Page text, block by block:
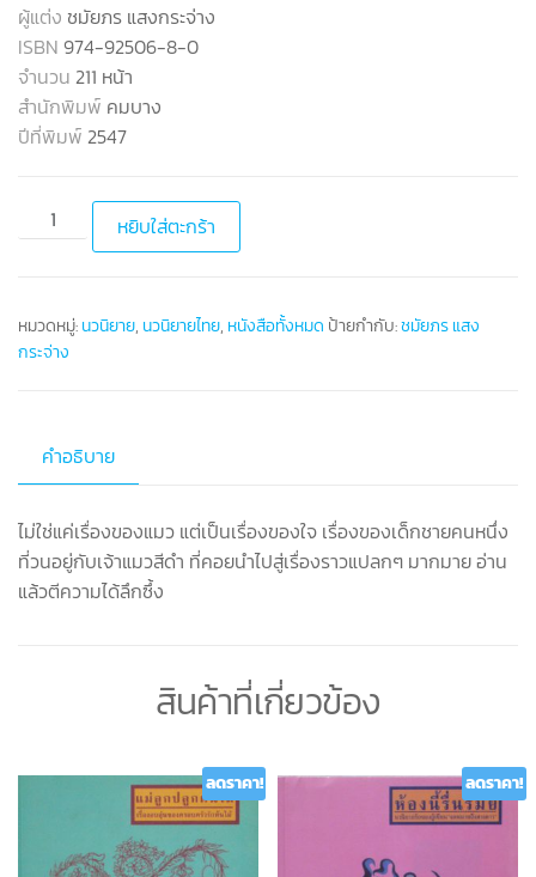
ผู้แต่ง ชมัยภร แสงกระจ่าง
ISBN 974-92506-8-0
จำนวน 211 หน้า
สำนักพิมพ์ คมบาง
ปีที่พิมพ์ 2547
หยิบใส่ตะกร้า
หมวดหมู่:นวนิยาย, นวนิยายไทย, หนังสือทั้งหมด ป้ายกำกับ:ชมัยภร แสง
กระจ่าง
คำอธิบาย
ไม่ใช่แค่เรื่องของแมว แต่เป็นเรื่องของใจ เรื่องของเด็กชายคนหนึ่ง
ที่วนอยู่กับเจ้าแมวสีดำ ที่คอยนำไปสู่เรื่องราวแปลกๆ มากมาย อ่าน
แล้วตีความได้ลึกซึ้ง
สินค้าที่เกี่ยวข้อง
ลดราคา! ลดราคา!